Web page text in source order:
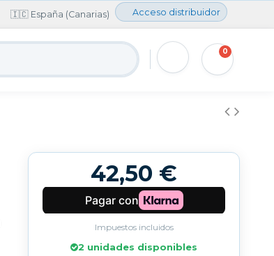
🇮🇨 España (Canarias) Acceso distribuidor
0
42,50 €
Impuestos incluidos
2 unidades disponibles